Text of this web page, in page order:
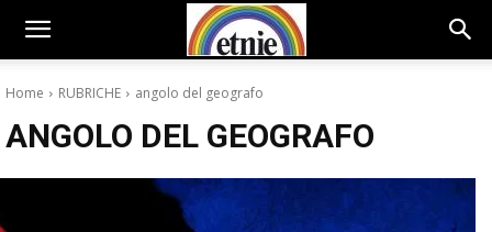
Home RUBRICHE angolo del geografo
ANGOLO DEL GEOGRAFO